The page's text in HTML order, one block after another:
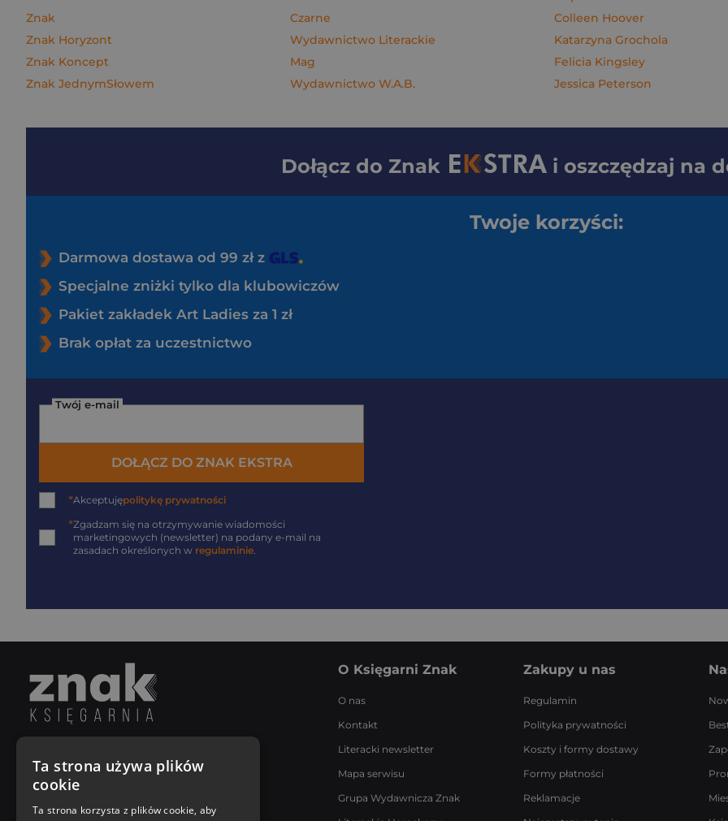
Znak
Znak Horyzont
Znak Koncept
Znak JednymSłowem
Czarne
Wydawnictwo Literackie
Mag
Wydawnictwo W.A.B.
Colleen Hoover
Katarzyna Grochola
Felicia Kingsley
Jessica Peterson
Dołącz do Znak i oszczędzaj na
Twoje korzyści:
Darmowa dostawa od 99 zł z
Specjalne zniżki tylko dla klubowiczów
Pakiet zakładek Art Ladies za 1 zł
Brak opłat za uczestnictwo
Twój e-mail
DOŁĄCZ DO ZNAK EKSTRA
*Akceptujępolitykę prywatności
*Zgadzam się na otrzymywanie wiadomości
marketingowych (newsletter) na podany e-mail na
zasadach określonych w regulaminie.
Poniedziałek - Piątek
8:00 - 18:00
[email protected]
O Księgarni Znak
O nas
Kontakt
Literacki newsletter
Mapa serwisu
Grupa Wydawnicza Znak
Zakupy u nas
Regulamin
Polityka prywatności
Koszty i formy dostawy
Formy płatności
Reklamacje
Ta strona używa plików
cookie
Ta strona korzysta z plików cookie, aby